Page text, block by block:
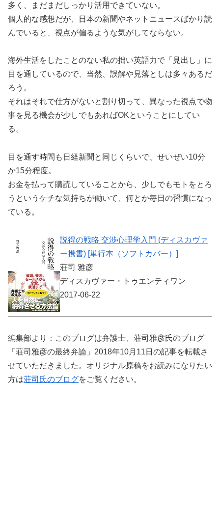
多く、まだまだしっかり活用できていない。
個人的な感想だが、日本の新聞やネットニュースばかり読
んでいると、視点が偏るような気がしてならない。
海外生活をしたことのない私の拙い英語力で「見出し」に
目を通しているので、当然、誤解や見落としは多々あるだ
ろう。
それはそれで仕方がないと割り切って、異なった視点で物
事を見る機会が少しでもあればOKということにしてい
る。
目を通す時間も日経新聞と同じくらいで、せいぜい10分
か15分程度。
お金を払って購読していることから、少しでもモトをとろ
うというケチな気持ちが働いて、何とか毎日の習慣になっ
ている。
説得の戦略 交渉心理学入門 (ディスカヴァ
ー携書) [単行本（ソフトカバー）]
荘司 雅彦
ディスカヴァー・トゥエンティワン
2017-06-22
編集部より：このブログは弁護士、荘司雅彦氏のブログ
「荘司雅彦の最終弁論」2018年10月11日の記事を転載さ
せていただきました。オリジナル原稿をお読みになりたい
方は荘司氏のブログをご覧ください。